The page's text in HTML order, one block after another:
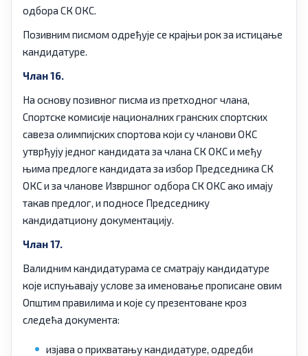
одбора СК ОКС.
Позивним писмом одређује се крајњи рок за истицање
кандидатуре.
Члан 16.
На основу позивног писма из претходног члана,
Спортске комисије националних гранских спортских
савеза олимпијских спортова који су чланови ОКС
утврђују једног кандидата за члана СК ОКС и међу
њима предлоге кандидата за избор Председника СК
ОКС и за чланове Извршног одбора СК ОКС ако имају
такав предлог, и подносе Председнику
кандидатциону документацију.
Члан 17.
Валидним кандидатурама се сматрају кандидатуре
које испуњавају услове за именовање прописане овим
Општим правилима и које су презентоване кроз
следећа документа:
изјава о прихватању кандидатуре, одредби